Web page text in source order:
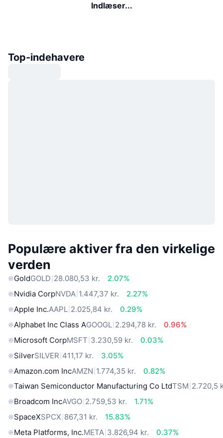
Indlæser...
Top-indehavere
Populære aktiver fra den virkelige
verden
GoldGOLD 28.080,53 kr.
2.07%
Nvidia CorpNVDA 1.447,37 kr.
2.27%
Apple Inc.AAPL 2.025,84 kr.
0.29%
Alphabet Inc Class AGOOGL 2.294,78 kr.
0.96%
Microsoft CorpMSFT 3.230,59 kr.
0.03%
SilverSILVER 411,17 kr.
3.05%
Amazon.com IncAMZN 1.774,35 kr.
0.82%
Taiwan Semiconductor Manufacturing Co LtdTSM 2.720,5
Broadcom IncAVGO 2.759,53 kr.
1.71%
SpaceXSPCX 867,31 kr.
15.83%
Meta Platforms, Inc.META 3.826,94 kr.
0.37%